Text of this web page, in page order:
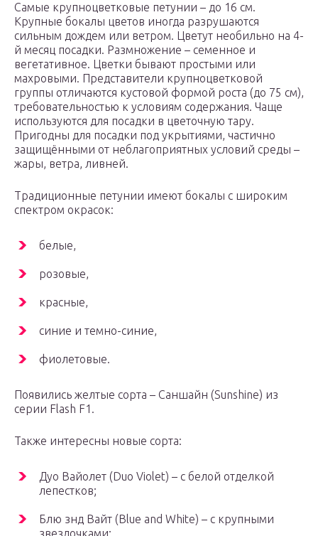
Самые крупноцветковые петунии – до 16 см.
Крупные бокалы цветов иногда разрушаются
сильным дождем или ветром. Цветут необильно на 4-
й месяц посадки. Размножение – семенное и
вегетативное. Цветки бывают простыми или
махровыми. Представители крупноцветковой
группы отличаются кустовой формой роста (до 75 см),
требовательностью к условиям содержания. Чаще
используются для посадки в цветочную тару.
Пригодны для посадки под укрытиями, частично
защищёнными от неблагоприятных условий среды –
жары, ветра, ливней.
Традиционные петунии имеют бокалы с широким
спектром окрасок:
белые,
розовые,
красные,
синие и темно-синие,
фиолетовые.
Появились желтые сорта – Саншайн (Sunshine) из
серии Flash F1.
Также интересны новые сорта:
Дуо Вайолет (Duo Violet) – с белой отделкой
лепестков;
Блю знд Вайт (Blue and White) – с крупными
звездочками;